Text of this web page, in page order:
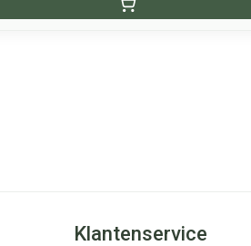
Klantenservice